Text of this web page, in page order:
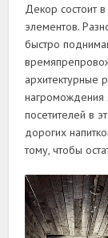
Декор состоит
элементов.
быстро
архитектурные
нагромождения
посетителей в
дорогих
тому, чтобы